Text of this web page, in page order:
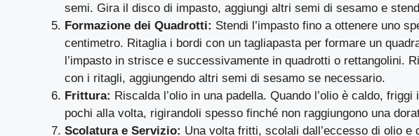
semi. Gira il disco di impasto, aggiungi altri semi di sesamo e
Formazione dei Quadrotti: Stendi l’impasto fino a ottenere uno
centimetro. Ritaglia i bordi con un tagliapasta per formare un
l’impasto in strisce e successivamente in quadrotti o rettangolini.
con i ritagli, aggiungendo altri semi di sesamo se necessario.
Frittura: Riscalda l’olio in una padella. Quando l’olio è caldo,
pochi alla volta, rigirandoli spesso finché non raggiungono una
Scolatura e Servizio: Una volta fritti, scolali dall’eccesso di olio e